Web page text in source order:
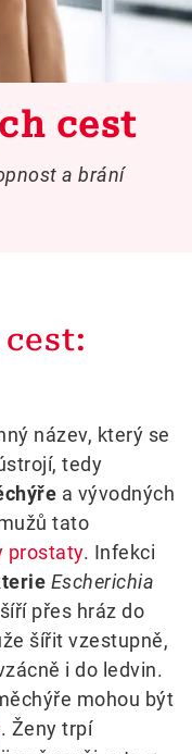
cest
a brání
název, který se
tedy
a vývodných
tato
prostaty. Infekci
Escherichia
přes hráz do
šířit vzestupně,
i do ledvin.
mohou být
. Ženy trpí